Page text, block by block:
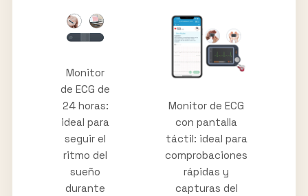
Monitor
de ECG de
24 horas:
ideal para
seguir el
ritmo del
sueño
durante
Monitor de ECG
con pantalla
táctil: ideal para
comprobaciones
rápidas y
capturas del